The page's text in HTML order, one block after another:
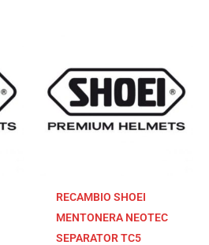
RECAMBIO SHOEI
MENTONERA NEOTEC
SEPARATOR TC5